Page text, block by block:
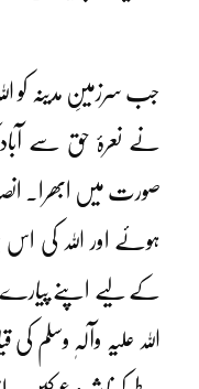
جب سرزمینِ مدینہ کو
نے نعرۂ حق سے
صورت میں ابھرا۔
ہوئے اور اللہ کی
کے لیے اپنے
اللہ علیہ وآلہٖ وسلم